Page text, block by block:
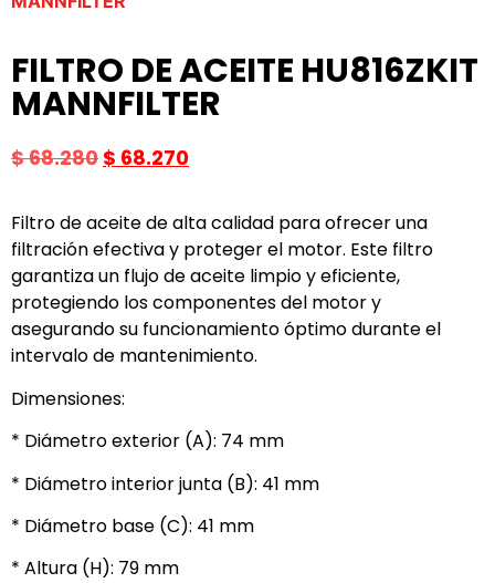
FILTRO DE ACEITE HU816ZKIT
MANNFILTER
$68.280 $ 68.270
Filtro de aceite de alta calidad para ofrecer una
filtración efectiva y proteger el motor. Este filtro
garantiza un flujo de aceite limpio y eficiente,
protegiendo los componentes del motor y
asegurando su funcionamiento óptimo durante el
intervalo de mantenimiento.
Dimensiones:
* Diámetro exterior (A): 74 mm
* Diámetro interior junta (B): 41 mm
* Diámetro base (C): 41 mm
* Altura (H): 79 mm